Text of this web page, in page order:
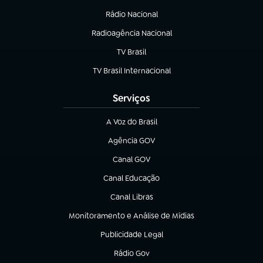
Rádio Nacional
Radioagência Nacional
(abre em nova aba)
TV Brasil
(abre em nova aba)
TV Brasil Internacional
(abre em nova aba)
Serviços
A Voz do Brasil
(abre em nova aba)
Agência GOV
(abre em nova aba)
Canal GOV
(abre em nova aba)
Canal Educação
(abre em nova aba)
Canal Libras
(abre em nova aba)
Monitoramento e Análise de Mídias
(abre em nova aba)
Publicidade Legal
(abre em nova aba)
Rádio Gov
(abre em nova aba)